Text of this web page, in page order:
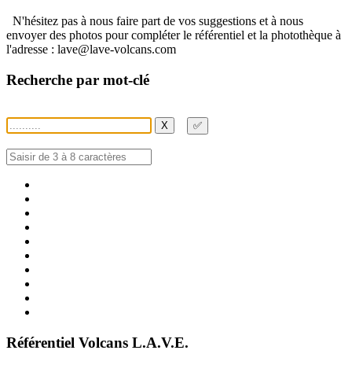
N'hésitez pas à nous faire part de vos suggestions et à nous
envoyer des photos pour compléter le référentiel et la photothèque à
l'adresse : lave@lave-volcans.com
Recherche par mot-clé
X ✅
Référentiel Volcans L.A.V.E.